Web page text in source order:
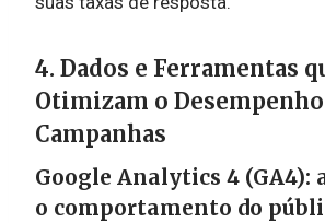
4. Dados e Ferramentas
Otimizam o Desempenho
Campanhas
Google Analytics 4 (GA4):
o comportamento do